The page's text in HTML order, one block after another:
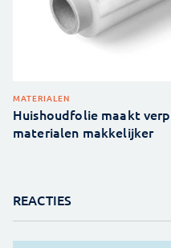
MATERIALEN
Huishoudfolie maakt
materialen makkelijker
REACTIES